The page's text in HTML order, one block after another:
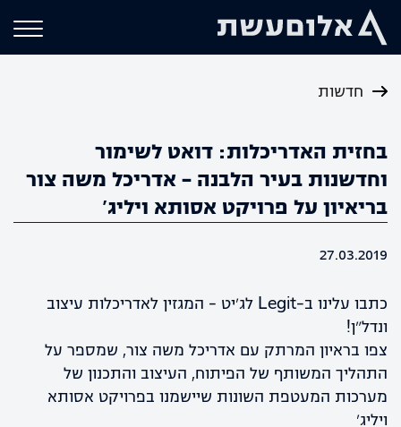
חדשות
בחזית האדריכלות: דואט לשימור
וחדשנות בעיר הלבנה – אדריכל משה צור
בריאיון על פרויקט אסותא ויליג'
27.03.2019
כתבו עלינו ב-Legit לג׳יט – המגזין לאדריכלות עיצוב
ונדל״ן!
צפו בראיון המרתק עם אדריכל משה צור, שמספר על
התהליך המשותף של הפיתוח, העיצוב והתכנון של
מערכות המעטפת השונות שיישמנו בפרויקט אסותא
ויליג'